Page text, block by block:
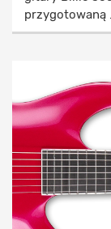
przygotowaną